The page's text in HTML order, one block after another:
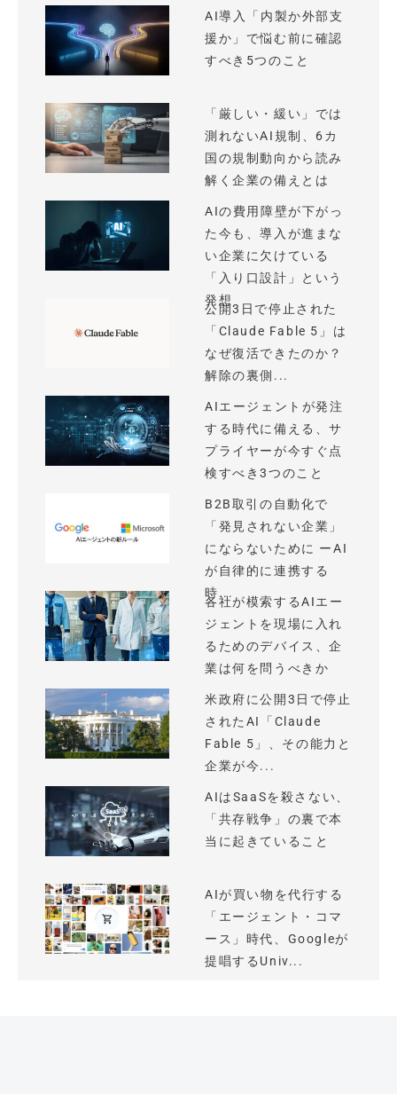
AI導入「内製か外部支
援か」で悩む前に確認
すべき5つのこと
「厳しい・緩い」では
測れないAI規制、6カ
国の規制動向から読み
解く企業の備えとは
AIの費用障壁が下がっ
た今も、導入が進まな
い企業に欠けている
「入り口設計」という
発想
公開3日で停止された
「Claude Fable 5」は
なぜ復活できたのか？
解除の裏側...
AIエージェントが発注
する時代に備える、サ
プライヤーが今すぐ点
検すべき3つのこと
B2B取引の自動化で
「発見されない企業」
にならないために ーAI
が自律的に連携する
時...
各社が模索するAIエー
ジェントを現場に入れ
るためのデバイス、企
業は何を問うべきか
米政府に公開3日で停止
されたAI「Claude
Fable 5」、その能力と
企業が今...
AIはSaaSを殺さない、
「共存戦争」の裏で本
当に起きていること
AIが買い物を代行する
「エージェント・コマ
ース」時代、Googleが
提唱するUniv...